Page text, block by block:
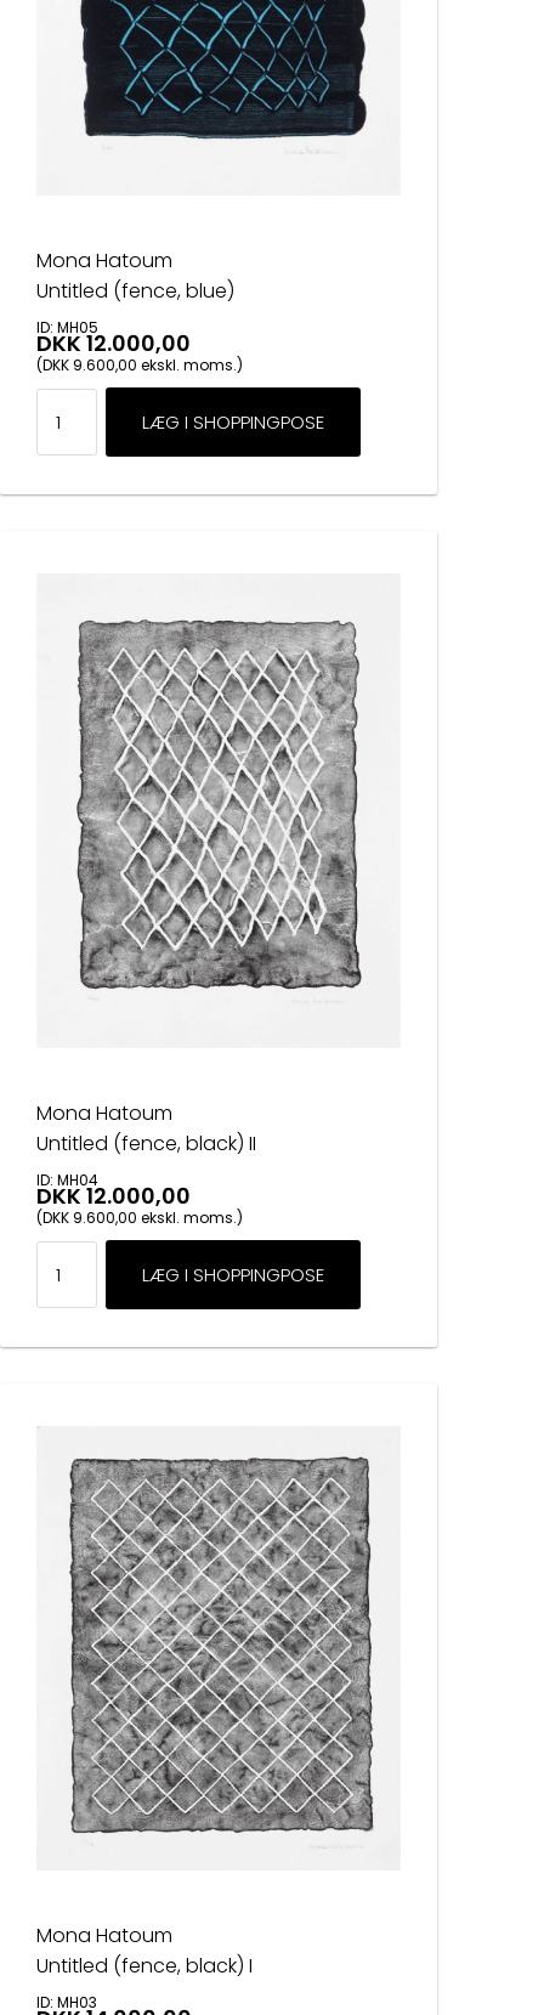
Mona Hatoum
Untitled (fence, blue)
ID: MH05
DKK 12.000,00
(DKK 9.600,00 ekskl. moms.)
Mona Hatoum
Untitled (fence, black) II
ID: MH04
DKK 12.000,00
(DKK 9.600,00 ekskl. moms.)
Mona Hatoum
Untitled (fence, black) I
ID: MH03